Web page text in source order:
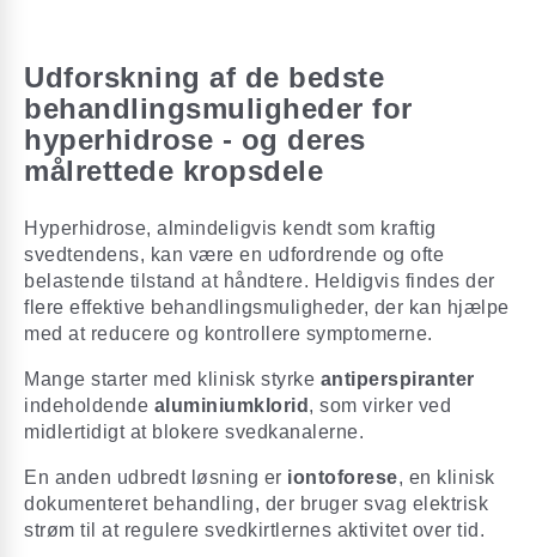
Udforskning af de bedste
behandlingsmuligheder for
hyperhidrose - og deres
målrettede kropsdele
Hyperhidrose, almindeligvis kendt som kraftig
svedtendens, kan være en udfordrende og ofte
belastende tilstand at håndtere. Heldigvis findes der
flere effektive behandlingsmuligheder, der kan hjælpe
med at reducere og kontrollere symptomerne.
Mange starter med klinisk styrke antiperspiranter
indeholdende aluminiumklorid , som virker ved
midlertidigt at blokere svedkanalerne.
En anden udbredt løsning er iontoforese, en klinisk
dokumenteret behandling, der bruger svag elektrisk
strøm til at regulere svedkirtlernes aktivitet over tid.